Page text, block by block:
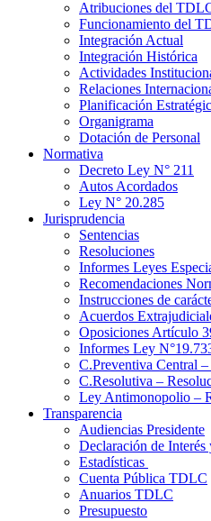
Atribuciones del
Funcionamiento del
Integración Actual
Integración Histórica
Actividades
Relaciones
Planificación
Organigrama
Dotación de Personal
Normativa
Decreto Ley N° 211
Autos Acordados
Ley N° 20.285
Jurisprudencia
Sentencias
Resoluciones
Informes Leyes
Recomendaciones
Instrucciones de
Acuerdos
Oposiciones Artículo
Informes Ley
C.Preventiva Central
C.Resolutiva –
Ley Antimonopolio –
Transparencia
Audiencias Presidente
Declaración de
Estadísticas
Cuenta Pública TDLC
Anuarios TDLC
Presupuesto